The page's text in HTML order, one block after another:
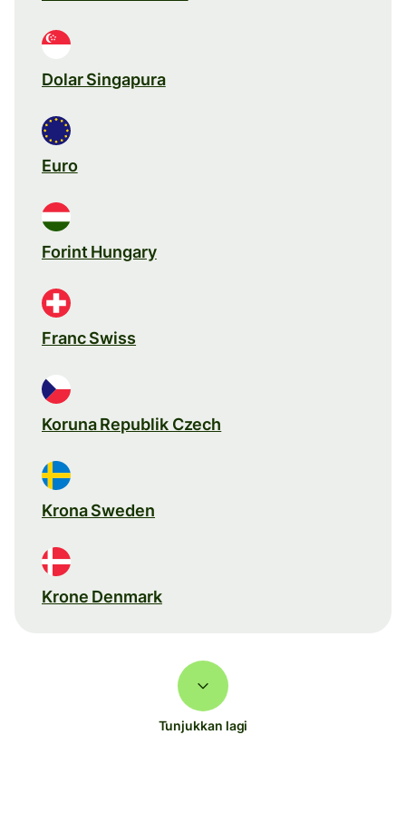
Dolar Singapura
Euro
Forint Hungary
Franc Swiss
Koruna Republik Czech
Krona Sweden
Krone Denmark
Tunjukkan lagi